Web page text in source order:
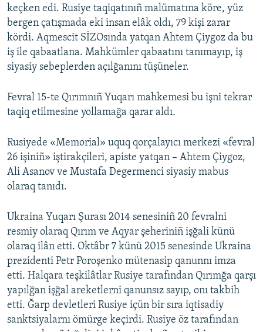
keçken edi. Rusiye taqiqatınıñ malümatına köre, yüz
bergen çatışmada eki insan elâk oldı, 79 kişi zarar
kördi. Aqmescit SİZOsında yatqan Ahtem Çiygoz da bu
iş ile qabaatlana. Mahkümler qabaatını tanımayıp, iş
siyasiy sebeplerden açılğanını tüşüneler.
Fevral 15-te Qırımnıñ Yuqarı mahkemesi bu işni tekrar
taqiq etilmesine yollamağa qarar aldı.
Rusiyede «Memorial» uquq qorçalayıcı merkezi «fevral
26 işiniñ» iştirakçileri, apiste yatqan – Ahtem Çiygoz,
Ali Asanov ve Mustafa Degermenci siyasiy mabus
olaraq tanıdı.
Ukraina Yuqarı Şurası 2014 senesiniñ 20 fevralni
resmiy olaraq Qırım ve Aqyar şeheriniñ işğali künü
olaraq ilân etti. Oktâbr 7 künü 2015 senesinde Ukraina
prezidenti Petr Poroşenko mütenasip qanunnı imza
etti. Halqara teşkilâtlar Rusiye tarafından Qırımğa qarşı
yapılğan işğal areketlerni qanunsız sayıp, onı takbih
etti. Ğarp devletleri Rusiye içün bir sıra iqtisadiy
sanktsiyalarnı ömürge keçirdi. Rusiye öz tarafından